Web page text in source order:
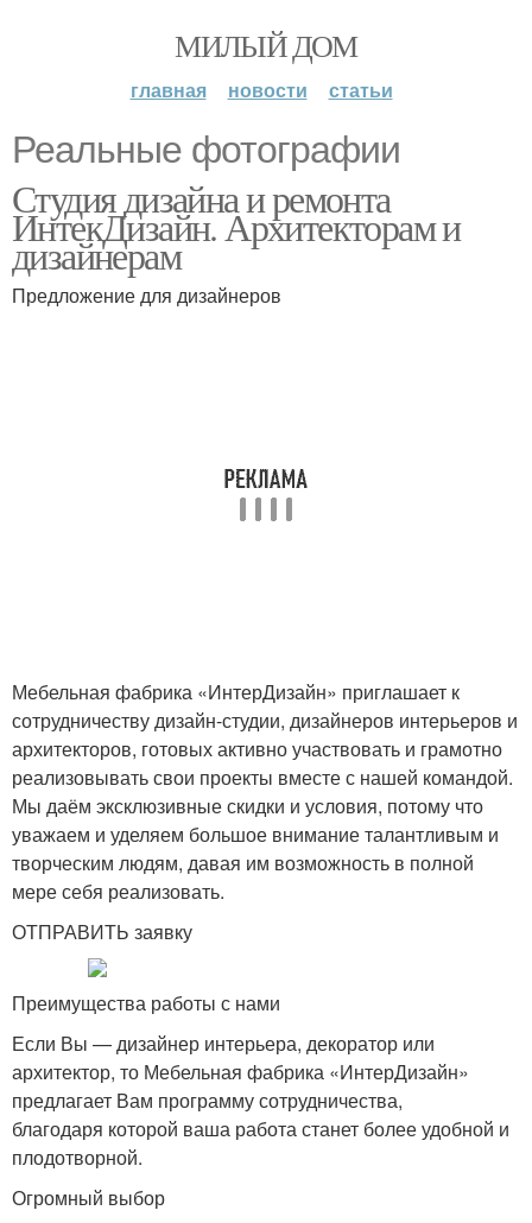
МИЛЫЙ ДОМ
главная новости статьи
Реальные фотографии
Студия дизайна и ремонта
ИнтекДизайн. Архитекторам и
дизайнерам
Предложение для дизайнеров
Мебельная фабрика «ИнтерДизайн» приглашает к
сотрудничеству дизайн-студии, дизайнеров интерьеров и
архитекторов, готовых активно участвовать и грамотно
реализовывать свои проекты вместе с нашей командой.
Мы даём эксклюзивные скидки и условия, потому что
уважаем и уделяем большое внимание талантливым и
творческим людям, давая им возможность в полной
мере себя реализовать.
ОТПРАВИТЬ заявку
Преимущества работы с нами
Если Вы — дизайнер интерьера, декоратор или
архитектор, то Мебельная фабрика «ИнтерДизайн»
предлагает Вам программу сотрудничества,
благодаря которой ваша работа станет более удобной и
плодотворной.
Огромный выбор